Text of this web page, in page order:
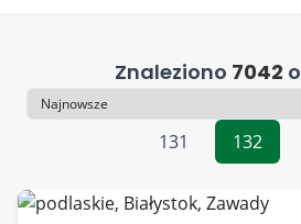
Znaleziono 7042
Sortowanie
131
132